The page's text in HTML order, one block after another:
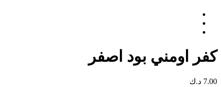
كفر اومني بود اصفر
7.00 د.ك